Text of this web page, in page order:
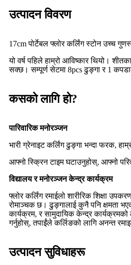
उत्पादन विवरण
17cm पोर्टेबल फ्लोर कर्लिंग स्टोन उच्च
यो वर्ष पहिले हाम्रो आविष्कार थियो।
सक्छ। सम्पूर्ण सेटमा 8pcs ढुङ्गा र 1
कसको लागि हो?
पारिवारिक मनोरञ्जन
भारी ग्रेनाइट कर्लिंग ढुङ्गा भन्दा फरक,
आफ्नो स्क्रिन टाइम घटाउनुहोस्, आफ्नो
विद्यालय र मनोरञ्जन केन्द्र कार्यक्रम
फ्लोर कर्लिंग रमाईलो शारीरिक शिक्षा
रोमाञ्चक छ। ढुङ्गालाई कुनै पनि क्षमता
कार्यक्रम, र सामुदायिक केन्द्र
गर्नुहोस्, तपाईंले कर्लिङको लागि अनन्त
उत्पादन सुविधाहरू